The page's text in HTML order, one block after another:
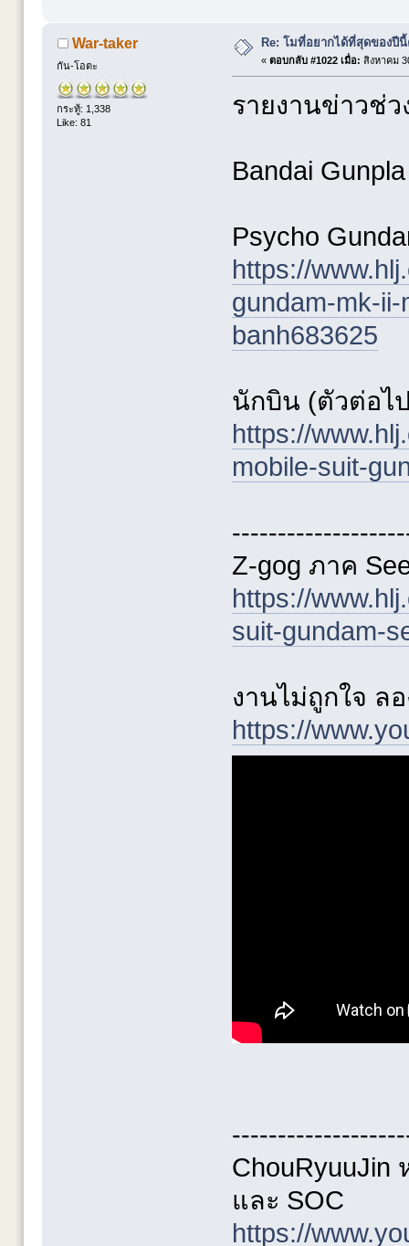
War-taker
กัน-โอตะ
กระทู้: 1,338
Like: 81
Re: โมที่อยากได้ที่สุดของปี
« ตอบกลับ #1022 เมื่อ: สิงหาคม
รายงานข่าวช่ว
Bandai
Psycho
https://
gundam-mk-
banh683625
นักบิน (ตัวต่อไ
https://
mobile-suit-
Z-gog ภาค
https://
suit-gundam-
งานไม่ถูกใจ ล
https://
ChouRyuuJin
และ SOC
https://